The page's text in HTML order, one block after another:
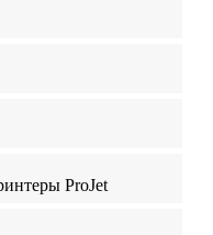
ProJet